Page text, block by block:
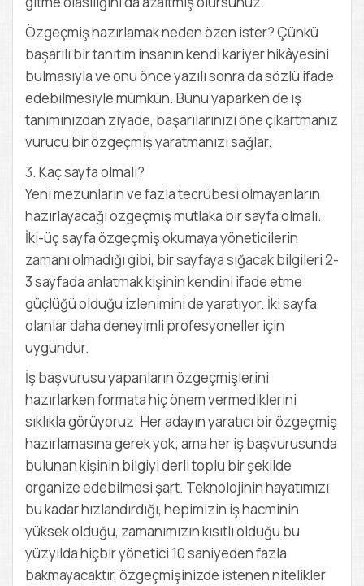
Özgeçmiş hazırlamak neden özen ister? Çünkü
başarılı bir tanıtım insanın kendi kariyer hikâyesini
bulmasıyla ve onu önce yazılı sonra da sözlü ifade
edebilmesiyle mümkün. Bunu yaparken de iş
tanımınızdan ziyade, başarılarınızı öne çıkartmanız
vurucu bir özgeçmiş yaratmanızı sağlar.
3. Kaç sayfa olmalı?
Yeni mezunların ve fazla tecrübesi olmayanların
hazırlayacağı özgeçmiş mutlaka bir sayfa olmalı.
İki-üç sayfa özgeçmiş okumaya yöneticilerin
zamanı olmadığı gibi, bir sayfaya sığacak bilgileri 2-
3 sayfada anlatmak kişinin kendini ifade etme
güçlüğü olduğu izlenimini de yaratıyor. İki sayfa
olanlar daha deneyimli profesyoneller için
uygundur.
İş başvurusu yapanların özgeçmişlerini
hazırlarken formata hiç önem vermediklerini
sıklıkla görüyoruz. Her adayın yaratıcı bir özgeçmiş
hazırlamasına gerek yok; ama her iş başvurusunda
bulunan kişinin bilgiyi derli toplu bir şekilde
organize edebilmesi şart. Teknolojinin hayatımızı
bu kadar hızlandırdığı, hepimizin iş hacminin
yüksek olduğu, zamanımızın kısıtlı olduğu bu
yüzyılda hiçbir yönetici 10 saniyeden fazla
bakmayacaktır, özgeçmişinizde istenen nitelikler